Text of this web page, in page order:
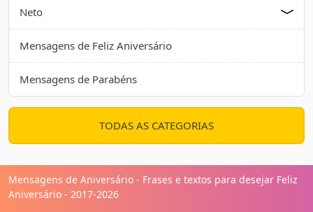
Neto
Mensagens de Feliz Aniversário
Mensagens de Parabéns
TODAS AS CATEGORIAS
Mensagens de Aniversário - Frases e textos para desejar Feliz
Aniversário - 2017-2026